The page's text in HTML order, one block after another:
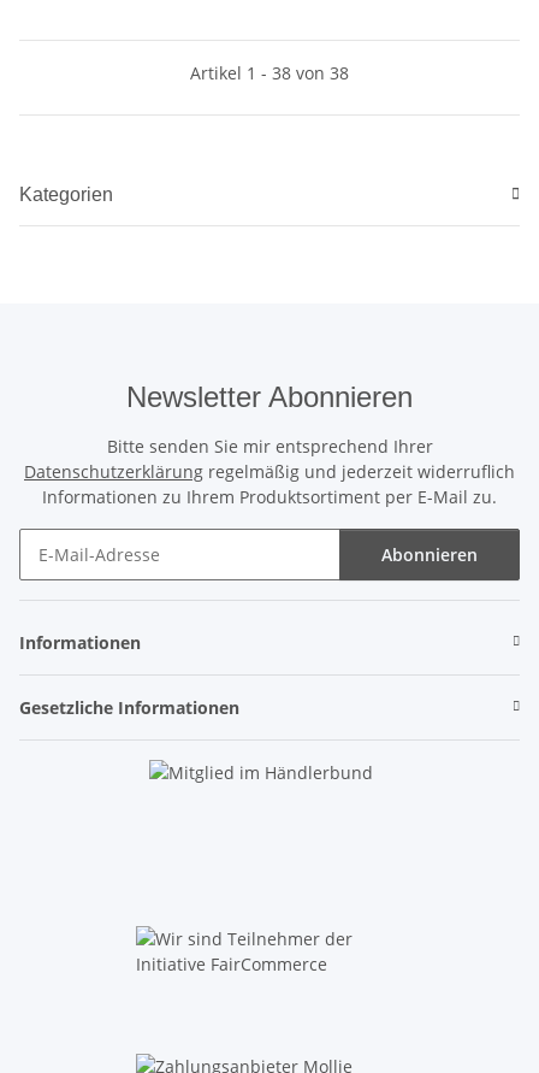
Artikel 1 - 38 von 38
Kategorien
Newsletter Abonnieren
Bitte senden Sie mir entsprechend Ihrer
Datenschutzerklärung regelmäßig und jederzeit widerruflich
Informationen zu Ihrem Produktsortiment per E-Mail zu.
Abonnieren
Informationen
Gesetzliche Informationen